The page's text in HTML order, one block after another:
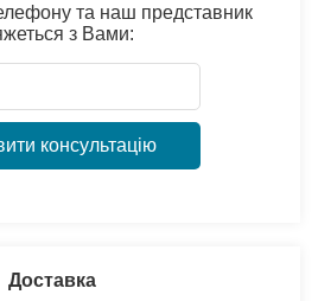
та наш представник
з Вами:
консультацію
Доставка